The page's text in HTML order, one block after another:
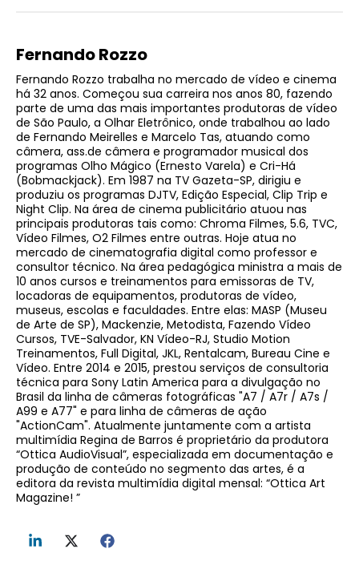
Fernando Rozzo
Fernando Rozzo trabalha no mercado de vídeo e cinema
há 32 anos. Começou sua carreira nos anos 80, fazendo
parte de uma das mais importantes produtoras de vídeo
de São Paulo, a Olhar Eletrônico, onde trabalhou ao lado
de Fernando Meirelles e Marcelo Tas, atuando como
câmera, ass.de câmera e programador musical dos
programas Olho Mágico (Ernesto Varela) e Cri-Há
(Bobmackjack). Em 1987 na TV Gazeta-SP, dirigiu e
produziu os programas DJTV, Edição Especial, Clip Trip e
Night Clip. Na área de cinema publicitário atuou nas
principais produtoras tais como: Chroma Filmes, 5.6, TVC,
Vídeo Filmes, O2 Filmes entre outras. Hoje atua no
mercado de cinematografia digital como professor e
consultor técnico. Na área pedagógica ministra a mais de
10 anos cursos e treinamentos para emissoras de TV,
locadoras de equipamentos, produtoras de vídeo,
museus, escolas e faculdades. Entre elas: MASP (Museu
de Arte de SP), Mackenzie, Metodista, Fazendo Vídeo
Cursos, TVE-Salvador, KN Vídeo-RJ, Studio Motion
Treinamentos, Full Digital, JKL, Rentalcam, Bureau Cine e
Vídeo. Entre 2014 e 2015, prestou serviços de consultoria
técnica para Sony Latin America para a divulgação no
Brasil da linha de câmeras fotográficas "A7 / A7r / A7s /
A99 e A77" e para linha de câmeras de ação
"ActionCam". Atualmente juntamente com a artista
multimídia Regina de Barros é proprietário da produtora
“Ottica AudioVisual”, especializada em documentação e
produção de conteúdo no segmento das artes, é a
editora da revista multimídia digital mensal: “Ottica Art
Magazine! ”